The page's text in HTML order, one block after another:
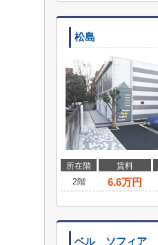
松島
所在階 賃料
2階
6.6万円
ベル ソフィア